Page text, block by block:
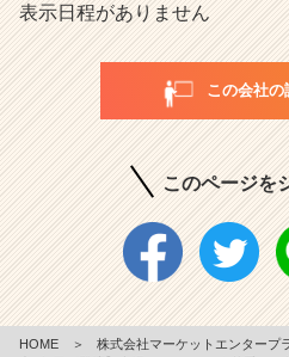
表示日程がありません
この会社の
このページを
HOME ＞ 株式会社マーケットエンタープ